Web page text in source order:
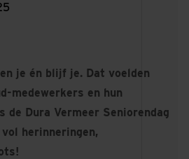
je én blijf je. Dat voelden
medewerkers en hun
de Dura Vermeer Seniorendag
herinneringen,